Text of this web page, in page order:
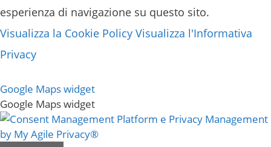
esperienza di navigazione su questo sito.
Visualizza la Cookie Policy Visualizza l'Informativa
Privacy
Google Maps widget
Google Maps widget